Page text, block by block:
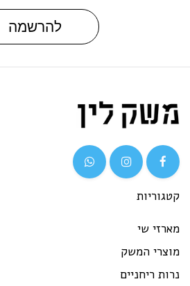
להרשמה
קטגוריות
מארזי שי
מוצרי המשק
נרות ריחניים